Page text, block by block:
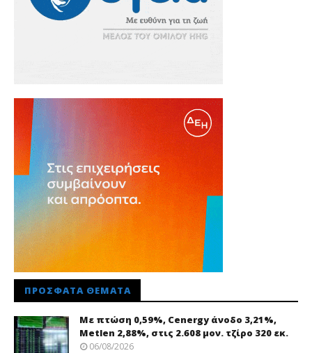
ΠΡΌΣΦΑΤΑ ΘΈΜΑΤΑ
Με πτώση 0,59%, Cenergy άνοδο 3,21%,
Metlen 2,88%, στις 2.608 μον. τζίρο 320 εκ.
06/08/2026